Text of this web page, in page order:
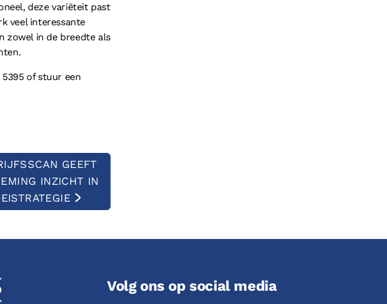
deze variëteit past
veel interessante
zowel in de breedte als
of stuur een
GEEFT
INZICHT IN
Volg ons op social media